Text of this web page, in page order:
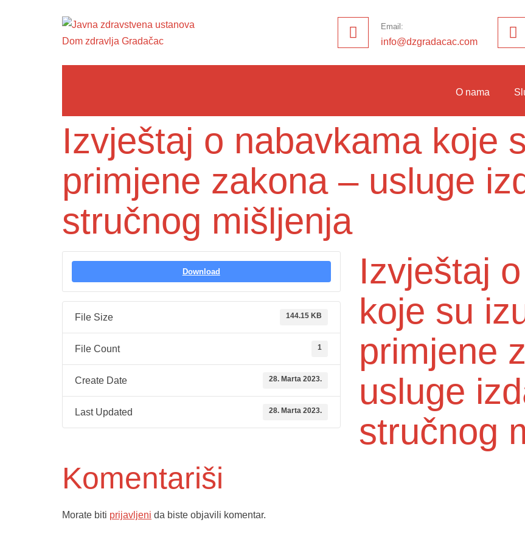
Email:
info@dzgradacac.com
O nama
Izvještaj o nabavkama koje
primjene zakona – usluge
stručnog mišljenja
Download
File Size 144.15 KB
File Count 1
Create Date 28. Marta 2023.
Last Updated 28. Marta 2023.
Izvještaj
koje su
primjene
usluge
stručnog
Komentariši
Morate biti prijavljeni da biste objavili komentar.